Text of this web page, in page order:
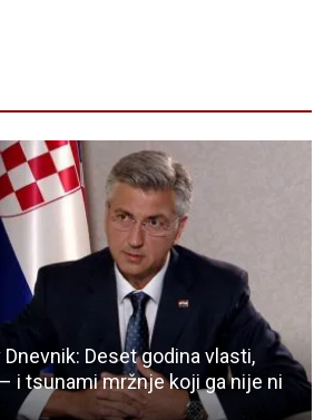
Deset godina vlasti,
i tsunami mržnje koji ga nije ni